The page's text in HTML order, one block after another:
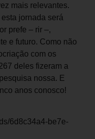
mais relevantes.
jornada será
prefe – rir –,
e futuro. Como não
com os
deles fizeram a
nossa. E
anos conosco!
6d8c34a4-be7e-